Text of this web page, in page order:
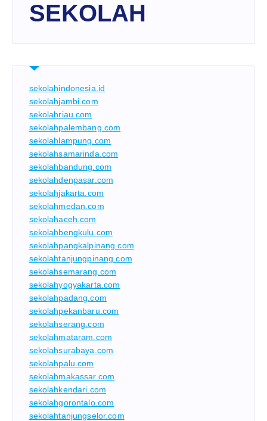
SEKOLAH
sekolahindonesia.id
sekolahjambi.com
sekolahriau.com
sekolahpalembang.com
sekolahlampung.com
sekolahsamarinda.com
sekolahbandung.com
sekolahdenpasar.com
sekolahjakarta.com
sekolahmedan.com
sekolahaceh.com
sekolahbengkulu.com
sekolahpangkalpinang.com
sekolahtanjungpinang.com
sekolahsemarang.com
sekolahyogyakarta.com
sekolahpadang.com
sekolahpekanbaru.com
sekolahserang.com
sekolahmataram.com
sekolahsurabaya.com
sekolahpalu.com
sekolahmakassar.com
sekolahkendari.com
sekolahgorontalo.com
sekolahtanjungselor.com